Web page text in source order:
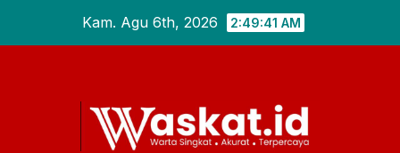
Kam. Agu 6th, 2026 2:49:42 AM